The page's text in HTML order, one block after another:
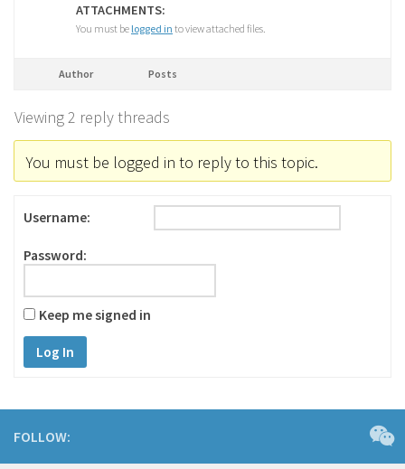
ATTACHMENTS:
You must be logged in to view attached files.
Author Posts
Viewing 2 reply threads
You must be logged in to reply to this topic.
Username:
Password:
Keep me signed in
Log In
FOLLOW: